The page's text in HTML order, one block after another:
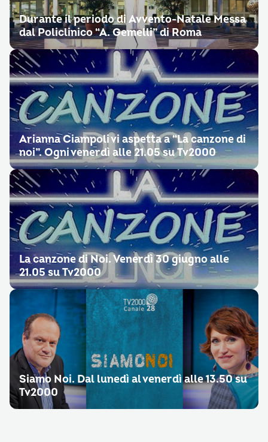
Durante il periodo di Avvento-Natale Messa
dal Policlinico “A. Gemelli” di Roma
Arianna Ciampoli vi aspetta a “La canzone di
noi”. Ogni venerdì alle 21.05 su Tv2000
La canzone di Noi. Venerdì 30 giugno alle
21.05 su Tv2000
Siamo Noi. Dal lunedì al venerdì alle 13.50 su
Tv2000